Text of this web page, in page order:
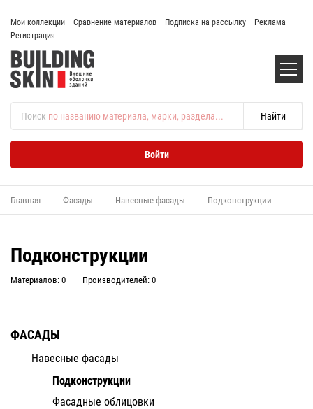
Мои коллекции Сравнение материалов Подписка на рассылку
Реклама
Регистрация
Поиск по названию материала, марки, раздела...
Войти
Главная Фасады Навесные фасады Подконструкции
Подконструкции
Материалов: 0 Производителей: 0
ФАСАДЫ
Навесные фасады
Подконструкции
Фасадные облицовки